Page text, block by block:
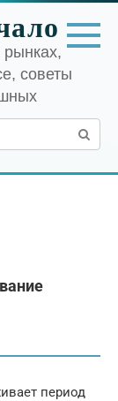
советы
период